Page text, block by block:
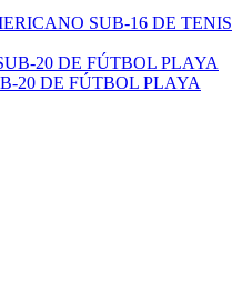
SUB-16 DE TENIS
20 DE FÚTBOL PLAYA